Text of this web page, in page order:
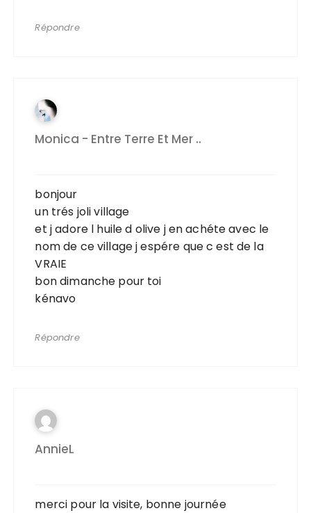
Répondre
Monica - Entre Terre Et Mer ..
bonjour
un trés joli village
et j adore l huile d olive j en achéte avec le
nom de ce village j espére que c est de la
VRAIE
bon dimanche pour toi
kénavo
Répondre
AnnieL
merci pour la visite, bonne journée